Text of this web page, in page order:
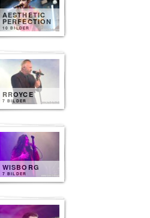
AESTHETIC
PERFECTION
10 BILDER
RROYCE
7 BILDER
WISBORG
7 BILDER